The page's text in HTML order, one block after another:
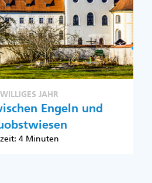
JAHR
Engeln und
4 Minuten